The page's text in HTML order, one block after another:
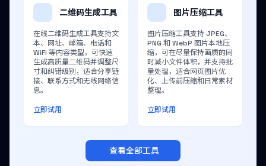
二维码生成工具
在线二维码生成工具支持文
本、网址、邮箱、电话和
WiFi 等内容类型，可快速
生成高质量二维码并调整尺
寸和纠错级别，适合分享链
接、联系方式和无线网络信
息。
立即试用
图片压缩工具
图片压缩工具支持 JPEG、
PNG 和 WebP 图片本地压
缩，可在尽量保持画质的同
时减小文件体积，并支持批
量处理，适合网页图片优
化、上传前压缩和日常素材
整理。
立即试用
查看全部工具